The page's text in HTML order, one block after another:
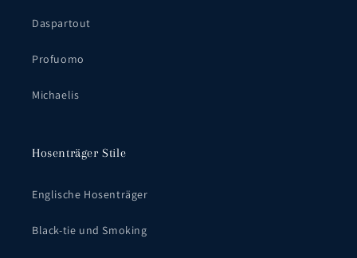
Daspartout
Profuomo
Michaelis
Hosenträger Stile
Englische Hosenträger
Black-tie und Smoking